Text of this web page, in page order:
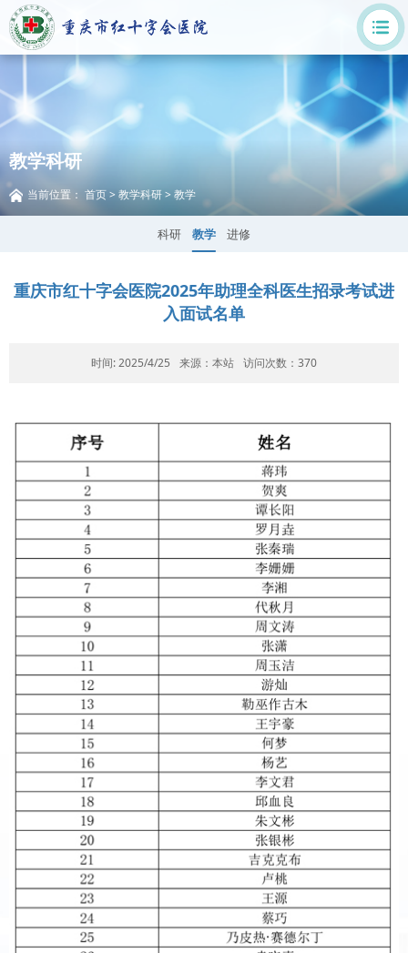
教学科研
当前位置： 首页>教学科研>教学
科研 教学 进修
重庆市红十字会医院2025年助理全科医生招录考试进
入面试名单
时间: 2025/4/25 来源：本站 访问次数： 370